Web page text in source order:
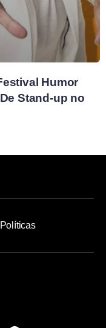
Humor
Stand-up no
Políticas